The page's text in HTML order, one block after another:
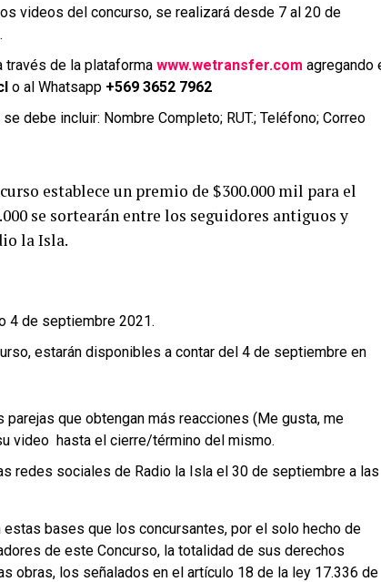
videos del concurso, se realizará desde 7 al 20 de
través de la plataforma www.wetransfer.com agregando
o al Whatsapp +569 3652 7962
debe incluir: Nombre Completo; RUT.; Teléfono; Correo
establece un premio de $300.000 mil para el
se sortearán entre los seguidores antiguos y
la Isla.
4 de septiembre 2021.
estarán disponibles a contar del 4 de septiembre en
que obtengan más reacciones (Me gusta, me
video hasta el cierre/término del mismo.
redes sociales de Radio la Isla el 30 de septiembre a las
bases que los concursantes, por el solo hecho de
de este Concurso, la totalidad de sus derechos
obras, los señalados en el artículo 18 de la ley 17.336 de